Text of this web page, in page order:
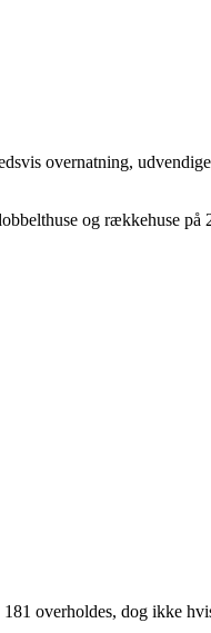
overnatning, udvendige
og rækkehuse på
overholdes, dog ikke